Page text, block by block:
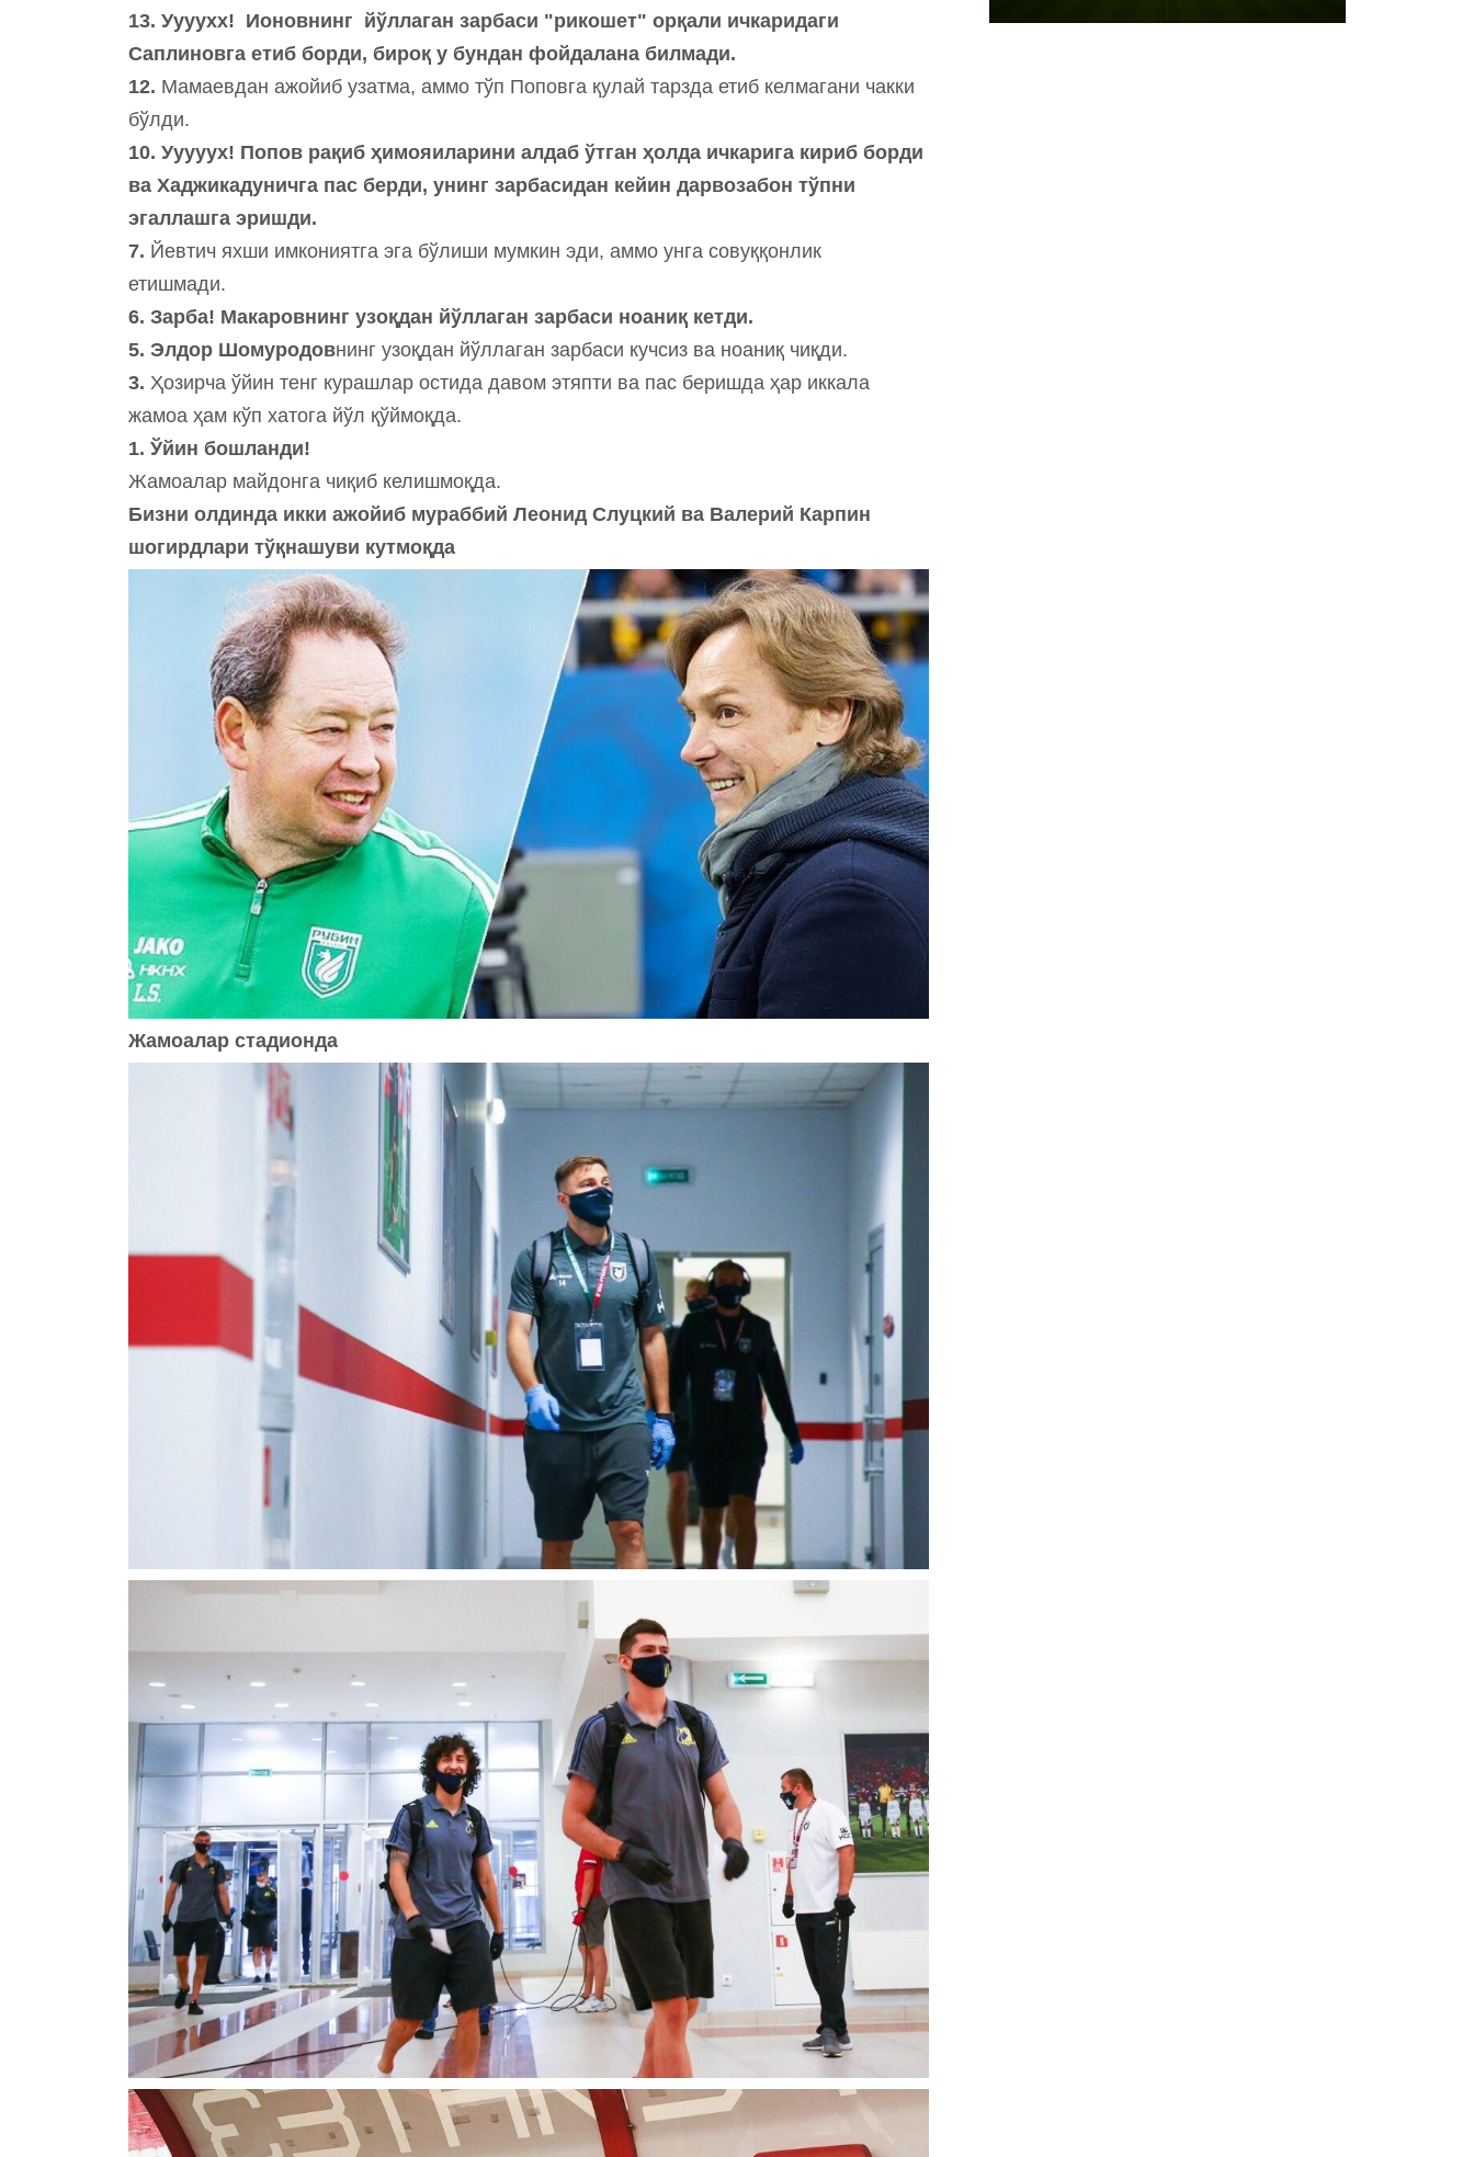
13. Уууухх! Ионовнинг йўллаган зарбаси "рикошет" орқали ичкаридаги
Саплиновга етиб борди, бироқ у бундан фойдалана билмади.
12. Мамаевдан ажойиб узатма, аммо тўп Поповга қулай тарзда етиб келмагани чакки
бўлди.
10. Ууууух! Попов рақиб ҳимояиларини алдаб ўтган ҳолда ичкарига кириб борди
ва Хаджикадуничга пас берди, унинг зарбасидан кейин дарвозабон тўпни
эгаллашга эришди.
7. Йевтич яхши имкониятга эга бўлиши мумкин эди, аммо унга совуққонлик
етишмади.
6. Зарба! Макаровнинг узоқдан йўллаган зарбаси ноаниқ кетди.
5. Элдор Шомуродовнинг узоқдан йўллаган зарбаси кучсиз ва ноаниқ чиқди.
3. Ҳозирча ўйин тенг курашлар остида давом этяпти ва пас беришда ҳар иккала
жамоа ҳам кўп хатога йўл қўймоқда.
1. Ўйин бошланди!
Жамоалар майдонга чиқиб келишмоқда.
Бизни олдинда икки ажойиб мураббий Леонид Слуцкий ва Валерий Карпин
шогирдлари тўқнашуви кутмоқда
Жамоалар стадионда